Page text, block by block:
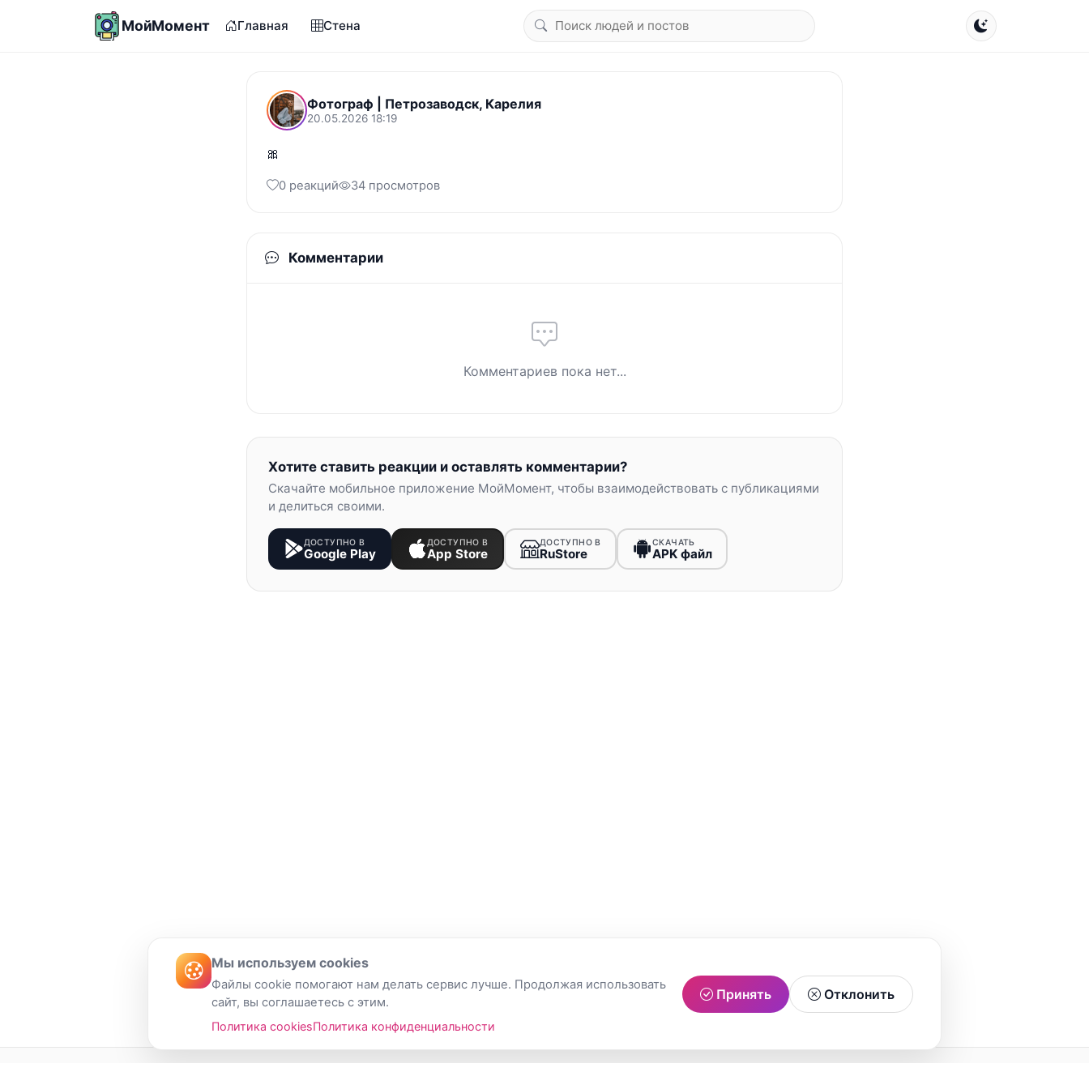
МойМомент Главная Стена
Фотограф | Петрозаводск, Карелия
20.05.2026 18:19
🎀
0 реакций 34 просмотров
Комментарии
Комментариев пока нет...
Хотите ставить реакции и оставлять комментарии?
Скачайте мобильное приложение МойМомент, чтобы взаимодействовать с публикациями
и делиться своими.
ДОСТУПНО В
Google Play
ДОСТУПНО В
App Store
ДОСТУПНО В
RuStore
СКАЧАТЬ
APK файл
Мы используем cookies
Файлы cookie помогают нам делать сервис лучше. Продолжая использовать
сайт, вы соглашаетесь с этим.
Политика cookiesПолитика конфиденциальности
Принять Отклонить